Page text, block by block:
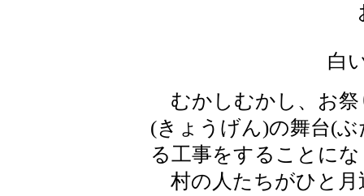
白
むかしむかし、お祭
(きょうげん)の舞台(
る工事をすることに
村の人たちがひと月